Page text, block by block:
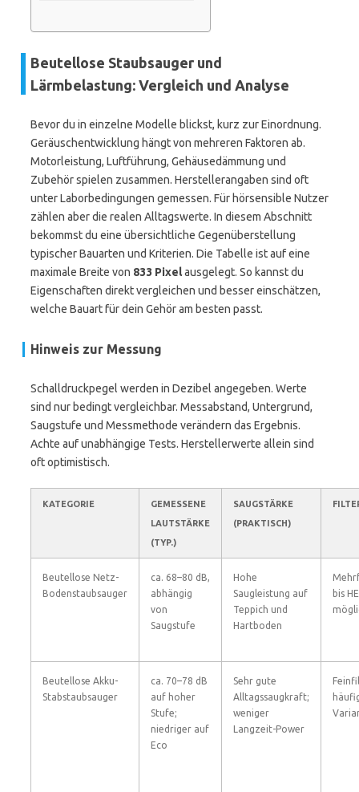
Beutellose Staubsauger und
Lärmbelastung: Vergleich und Analyse
Bevor du in einzelne Modelle blickst, kurz zur Einordnung.
Geräuschentwicklung hängt von mehreren Faktoren ab.
Motorleistung, Luftführung, Gehäusedämmung und
Zubehör spielen zusammen. Herstellerangaben sind oft
unter Laborbedingungen gemessen. Für hörsensible Nutzer
zählen aber die realen Alltagswerte. In diesem Abschnitt
bekommst du eine übersichtliche Gegenüberstellung
typischer Bauarten und Kriterien. Die Tabelle ist auf eine
maximale Breite von 833 Pixelausgelegt. So kannst du
Eigenschaften direkt vergleichen und besser einschätzen,
welche Bauart für dein Gehör am besten passt.
Hinweis zur Messung
Schalldruckpegel werden in Dezibel angegeben. Werte
sind nur bedingt vergleichbar. Messabstand, Untergrund,
Saugstufe und Messmethode verändern das Ergebnis.
Achte auf unabhängige Tests. Herstellerwerte allein sind
oft optimistisch.
KATEGORIE
GEMESSENE
LAUTSTÄRKE
(TYP.)
SAUGSTÄRKE
(PRAKTISCH)
Beutellose Netz-
Bodenstaubsauger
ca. 68–80 dB,
abhängig
von
Saugstufe
Hohe
Saugleistung auf
Teppich und
Hartboden
bis
Beutellose Akku-
Stabstaubsauger
ca. 70–78 dB
auf hoher
Stufe;
niedriger auf
Eco
Sehr gute
Alltagssaugkraft;
weniger
Langzeit-Power